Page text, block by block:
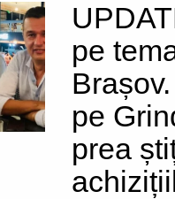
pe
pe
prea